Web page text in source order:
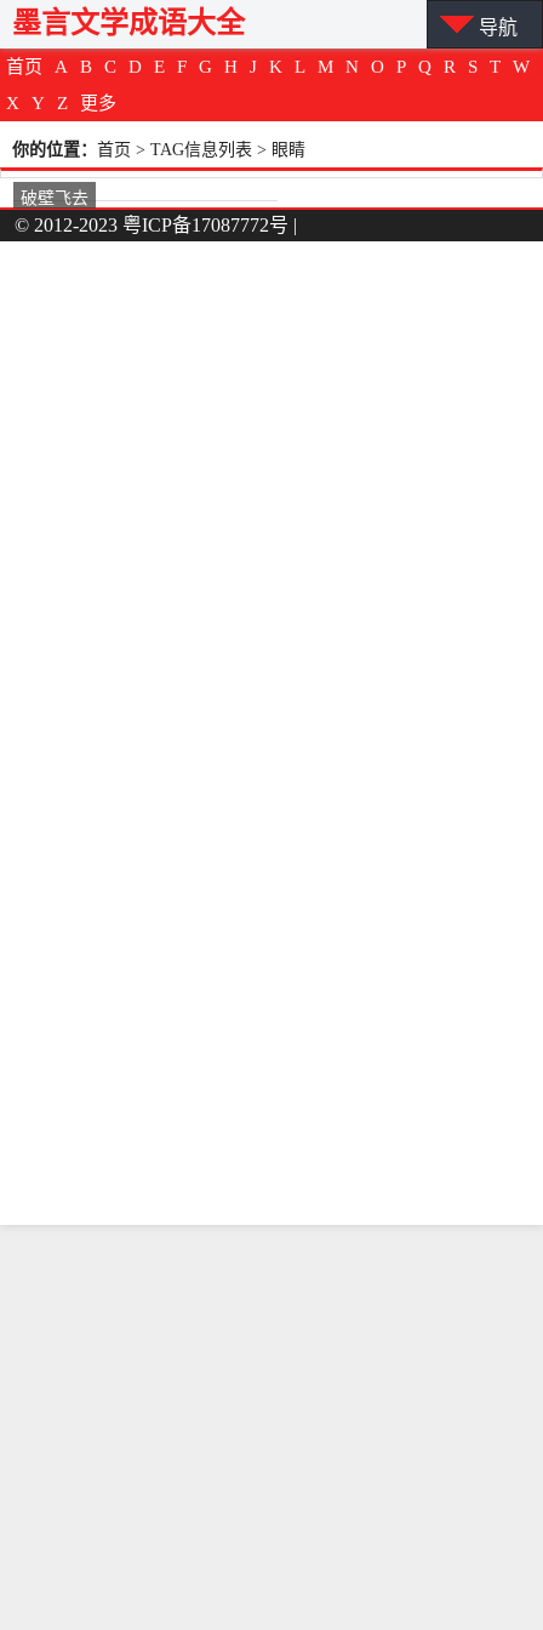
首页 A B C D E F G H J K L M N O P Q R S T
W
X
Y Z 更多
墨言文学成语大全 导航
你的位置： 首页 > TAG信息列表 > 眼睛
破壁飞去
© 2012-2023 粤ICP备17087772号 |